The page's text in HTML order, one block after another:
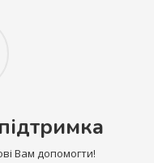
Вам допомогти!